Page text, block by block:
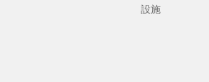
設施